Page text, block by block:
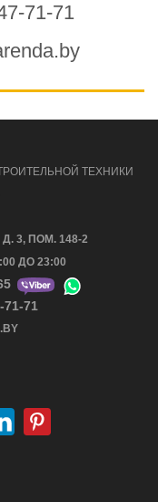
71-71
ТЕХНИКИ
3, ПОМ. 148-2
ДО 23:00
71-71